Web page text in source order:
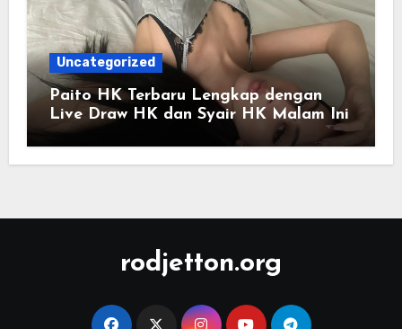
Uncategorized
Paito HK Terbaru Lengkap dengan
Live Draw HK dan Syair HK Malam Ini
rodjetton.org